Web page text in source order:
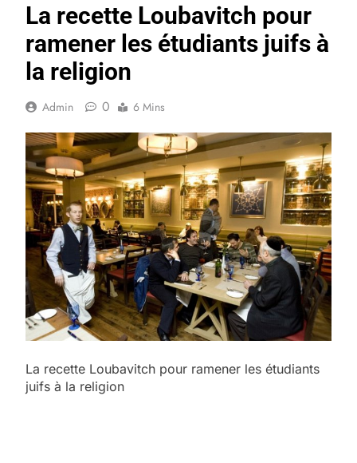
La recette Loubavitch pour
ramener les étudiants juifs à
la religion
Admin 0 6 Mins
La recette Loubavitch pour ramener les étudiants
juifs à la religion